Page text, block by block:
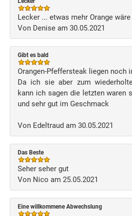
Lecker ... etwas mehr Orange
Von Denise am 30.05.2021
Gibt es bald
Orangen-Pfeffersteak liegen noch
Da ich sie aber zum
kann ich sagen die letzten waren
und sehr gut im Geschmack
Von Edeltraud am 30.05.2021
Das Beste
Seher seher gut
Von Nico am 25.05.2021
Eine willkommene Abwechslung